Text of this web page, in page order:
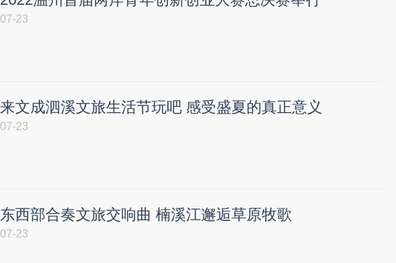
07-23
来文成泗溪文旅生活节玩吧 感受盛夏的真正意义
07-23
东西部合奏文旅交响曲 楠溪江邂逅草原牧歌
07-23